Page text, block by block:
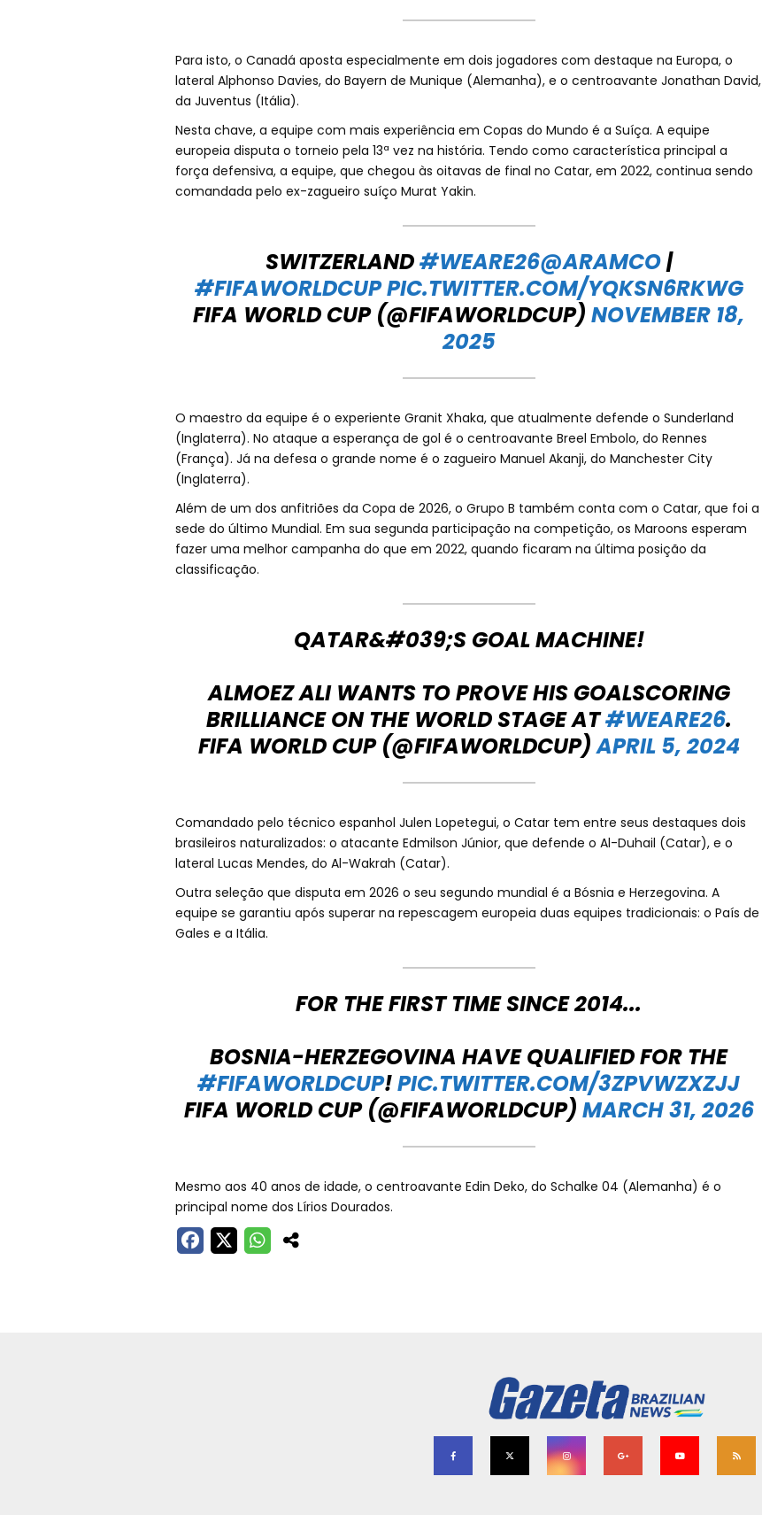
Para isto, o Canadá aposta especialmente em dois jogadores com destaque na Europa, o
lateral Alphonso Davies, do Bayern de Munique (Alemanha), e o centroavante Jonathan David,
da Juventus (Itália).
Nesta chave, a equipe com mais experiência em Copas do Mundo é a Suíça. A equipe
europeia disputa o torneio pela 13ª vez na história. Tendo como característica principal a
força defensiva, a equipe, que chegou às oitavas de final no Catar, em 2022, continua sendo
comandada pelo ex-zagueiro suíço Murat Yakin.
SWITZERLAND#WEARE26@ARAMCO|
#FIFAWORLDCUPPIC.TWITTER.COM/YQKSN6RKWG
FIFA WORLD CUP (@FIFAWORLDCUP) NOVEMBER 18,
2025
O maestro da equipe é o experiente Granit Xhaka, que atualmente defende o Sunderland
(Inglaterra). No ataque a esperança de gol é o centroavante Breel Embolo, do Rennes
(França). Já na defesa o grande nome é o zagueiro Manuel Akanji, do Manchester City
(Inglaterra).
Além de um dos anfitriões da Copa de 2026, o Grupo B também conta com o Catar, que foi a
sede do último Mundial. Em sua segunda participação na competição, os Maroons esperam
fazer uma melhor campanha do que em 2022, quando ficaram na última posição da
classificação.
QATAR&#039;S GOAL MACHINE!
ALMOEZ ALI WANTS TO PROVE HIS GOALSCORING
BRILLIANCE ON THE WORLD STAGE AT#WEARE26.
FIFA WORLD CUP (@FIFAWORLDCUP)APRIL 5, 2024
Comandado pelo técnico espanhol Julen Lopetegui, o Catar tem entre seus destaques dois
brasileiros naturalizados: o atacante Edmilson Júnior, que defende o Al-Duhail (Catar), e o
lateral Lucas Mendes, do Al-Wakrah (Catar).
Outra seleção que disputa em 2026 o seu segundo mundial é a Bósnia e Herzegovina. A
equipe se garantiu após superar na repescagem europeia duas equipes tradicionais: o País de
Gales e a Itália.
FOR THE FIRST TIME SINCE 2014...
BOSNIA-HERZEGOVINA HAVE QUALIFIED FOR THE
#FIFAWORLDCUP!PIC.TWITTER.COM/3ZPVWZXZJJ
FIFA WORLD CUP (@FIFAWORLDCUP) MARCH 31, 2026
Mesmo aos 40 anos de idade, o centroavante Edin Deko, do Schalke 04 (Alemanha) é o
principal nome dos Lírios Dourados.